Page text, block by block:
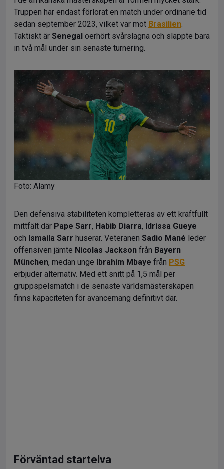
Truppen har endast förlorat en match under ordinarie tid
sedan september 2023, vilket var mot Brasilien.
Taktiskt är Senegal oerhört svårslagna och släppte bara
in två mål under sin senaste turnering.
Foto: Alamy
Den defensiva stabiliteten kompletteras av ett kraftfullt
mittfält där Pape Sarr, Habib Diarra, Idrissa Gueye
och Ismaila Sarr huserar. Veteranen Sadio Mané leder
offensiven jämte Nicolas Jackson från Bayern
München, medan unge Ibrahim Mbaye från PSG
erbjuder alternativ. Med ett snitt på 1,5 mål per
gruppspelsmatch i de senaste världsmästerskapen
finns kapaciteten för avancemang definitivt där.
Förväntad startelva